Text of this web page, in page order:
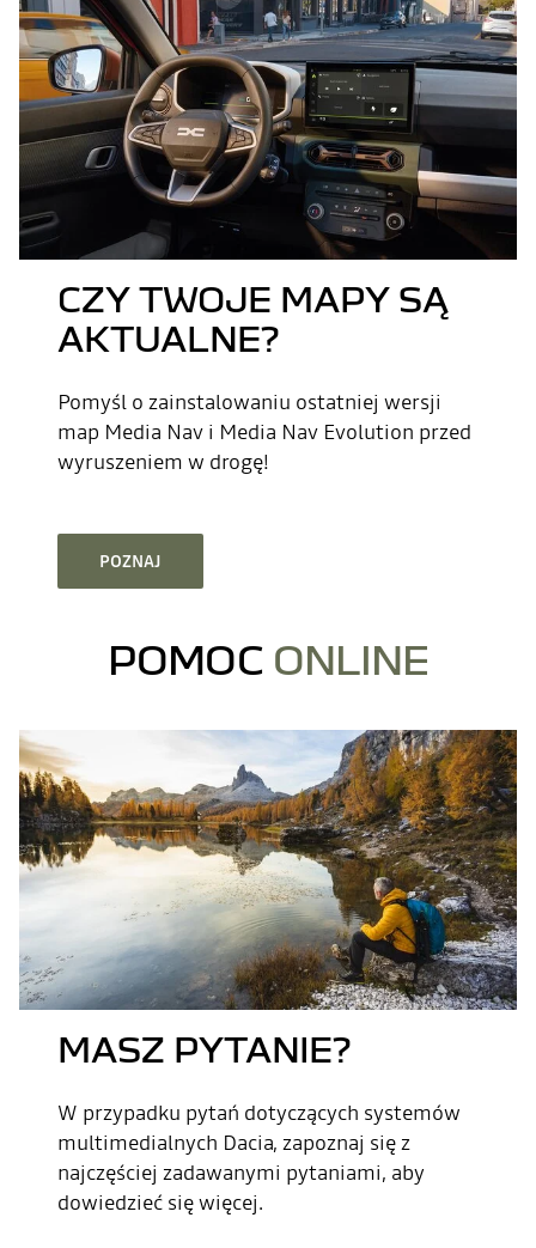
CZY TWOJE MAPY SĄ
AKTUALNE?
Pomyśl o zainstalowaniu ostatniej wersji
map Media Nav i Media Nav Evolution przed
wyruszeniem w drogę!
POZNAJ
POMOC ONLINE
MASZ PYTANIE?
W przypadku pytań dotyczących systemów
multimedialnych Dacia, zapoznaj się z
najczęściej zadawanymi pytaniami, aby
dowiedzieć się więcej.